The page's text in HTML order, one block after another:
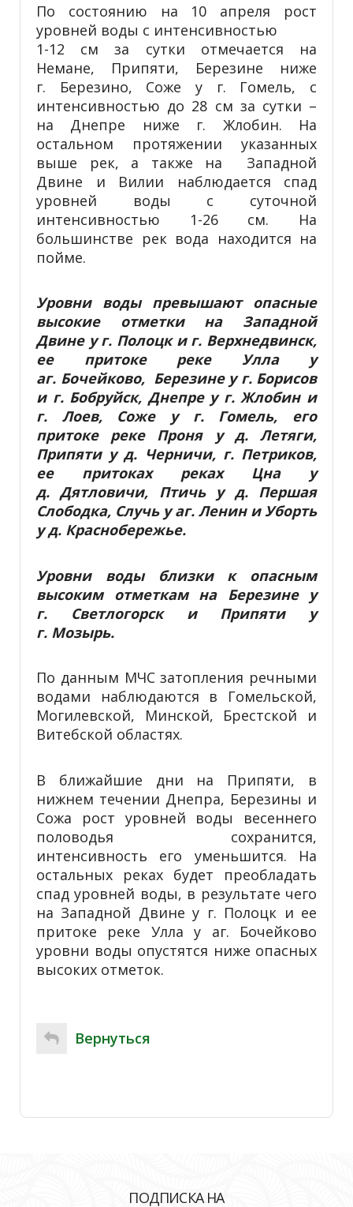
По состоянию на 10 апреля рост
уровней воды с интенсивностью
1-12 см за сутки отмечается на
Немане, Припяти, Березине ниже
г. Березино, Соже у г. Гомель, с
интенсивностью до 28 см за сутки –
на Днепре ниже г. Жлобин. На
остальном протяжении указанных
выше рек, а также на Западной
Двине и Вилии наблюдается спад
уровней воды с суточной
интенсивностью 1-26 см. На
большинстве рек вода находится на
пойме.
Уровни воды превышают опасные
высокие отметки на Западной
Двине у г. Полоцк и г. Верхнедвинск,
ее притоке реке Улла у
аг. Бочейково, Березине у г. Борисов
и г. Бобруйск, Днепре у г. Жлобин и
г. Лоев, Соже у г. Гомель, его
притоке реке Проня у д. Летяги,
Припяти у д. Черничи, г. Петриков,
ее притоках реках Цна у
д. Дятловичи, Птичь у д. Першая
Слободка, Случь у аг. Ленин и Уборть
у д. Краснобережье.
Уровни воды близки к опасным
высоким отметкам на Березине у
г. Светлогорск и Припяти у
г. Мозырь.
По данным МЧС затопления речными
водами наблюдаются в Гомельской,
Могилевской, Минской, Брестской и
Витебской областях.
В ближайшие дни на Припяти, в
нижнем течении Днепра, Березины и
Сожа рост уровней воды весеннего
половодья сохранится,
интенсивность его уменьшится. На
остальных реках будет преобладать
спад уровней воды, в результате чего
на Западной Двине у г. Полоцк и ее
притоке реке Улла у аг. Бочейково
уровни воды опустятся ниже опасных
высоких отметок.
Вернуться
ПОДПИСКА НА